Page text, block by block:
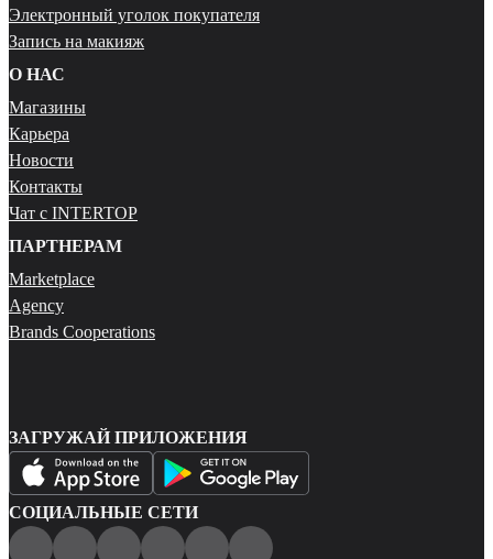
Электронный уголок покупателя
Запись на макияж
О НАС
Магазины
Карьера
Новости
Контакты
Чат с INTERTOP
ПАРТНЕРАМ
Marketplace
Agency
Brands Cooperations
ЗАГРУЖАЙ ПРИЛОЖЕНИЯ
СОЦИАЛЬНЫЕ СЕТИ